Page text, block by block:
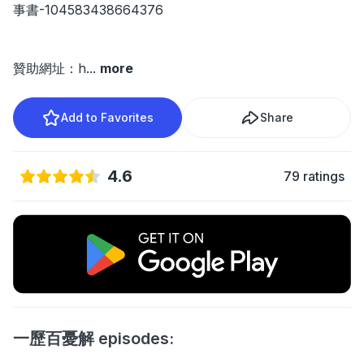
事書-104583438664376
贊助網址：h... more
Add to Favorites Share
4.6 79 ratings
一歷百憂解 episodes: